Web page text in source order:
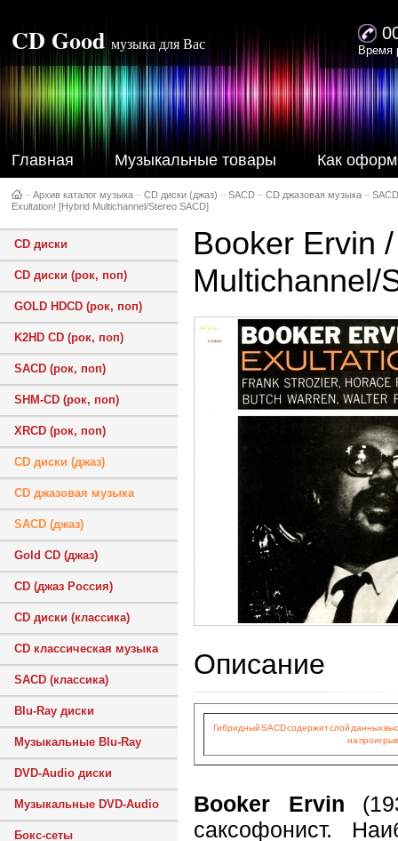
CD Good музыка для Вас Время
Главная Музыкальные товары Как
– Архив каталог музыка – CD диски (джаз) – SACD – CD джазовая музыка –
Exultation! [Hybrid Multichannel/Stereo SACD]
CD диски
CD диски (рок, поп)
GOLD HDCD (рок, поп)
K2HD CD (рок, поп)
SACD (рок, поп)
SHM-CD (рок, поп)
XRCD (рок, поп)
CD диски (джаз)
CD джазовая музыка
SACD (джаз)
Gold CD (джаз)
CD (джаз Россия)
CD диски (классика)
CD классическая музыка
SACD (классика)
Blu-Ray диски
Музыкальные Blu-Ray
DVD-Audio диски
Музыкальные DVD-Audio
Бокс-сеты
Booker Ervin
Multichannel/
Описание
Гибридный SACD содержит слой данных
на
Booker Ervin
саксофонист.